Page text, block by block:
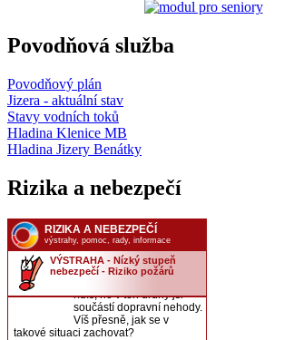
Povodňová služba
Povodňový plán
Jizera - aktuální stav
Stavy vodních toků
Hladina Klenice MB
Hladina Jizery Benátky
Rizika a nebezpečí